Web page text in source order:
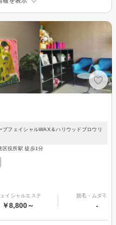
ブフェイシャルWAX＆ハリウッドブロウリ
区役所駅 徒歩1分
イシャルエステ
￥8,800～
脱毛・ムダ毛処
-